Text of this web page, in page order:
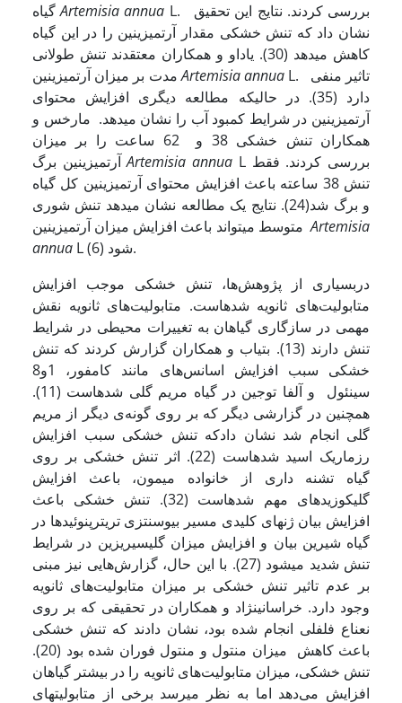
گیاهArtemisia annua L. بررسی کردند. نتایج این تحقیق
نشان داد که تنش خشکی مقدار آرتمیزینین را در این گیاه
کاهش می­دهد (30). یاداو و همکاران معتقدند تنش طولانی
مدت بر میزان آرتمیزینینArtemisia annua L. تاثیر منفی
دارد (35). در حالیکه مطالعه دیگری افزایش محتوای
آرتمیزینین در شرایط کمبود آب را نشان می­دهد. مارخس و
همکاران تنش خشکی 38 و 62 ساعت را بر میزان
آرتمیزینین برگArtemisia annua L بررسی کردند. فقط
تنش 38 ساعته باعث افزایش محتوای آرتمیزینین کل گیاه
و برگ شد(24). نتایج یک مطالعه نشان می­دهد تنش شوری
Artemisia
annua
L شود (6).
دربسیاری از پژوهش‌ها، تنش خشکی موجب افزایش
متابولیت‌های ثانویه شده­است. متابولیت‌های ثانویه نقش
مهمی در سازگاری گیاهان به تغییرات محیطی در شرایط
تنش دارند (13). بتیاب و همکاران گزارش کردند که تنش
خشکی سبب افزایش اسانس‌های مانند کامفور، 1و8
سینئول و آلفا توجین در گیاه مریم گلی شده­است (11).
همچنین در گزارشی دیگر که بر روی گونه‌ی دیگر از مریم
گلی انجام شد نشان دادکه تنش خشکی سبب افزایش
رزماریک اسید شده­است (22). اثر تنش خشکی بر روی
گیاه تشنه داری از خانواده میمون، باعث افزایش
گلیکوزیدهای مهم شده­است (32). تنش خشکی باعث
افزایش بیان ژن­های کلیدی مسیر بیوسنتزی تری­ترپنوئیدها در
گیاه شیرین بیان و افزایش میزان گلیسیریزین در شرایط
تنش شدید می­شود (27). با این حال، گزارش‌هایی نیز مبنی
بر عدم تاثیر تنش خشکی بر میزان متابولیت‌های ثانویه
وجود دارد. خراسانی­نژاد و همکاران در تحقیقی که بر روی
نعناع فلفلی انجام شده بود، نشان دادند که تنش خشکی
باعث کاهش میزان منتول و منتول فوران شده بود (20).
تنش خشکی، میزان متابولیت‌های ثانویه را در بیشتر گیاهان
افزایش می‌دهد اما به نظر می­رسد برخی از متابولیت­های